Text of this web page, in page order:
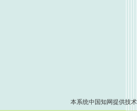
本系统中国知网提供技